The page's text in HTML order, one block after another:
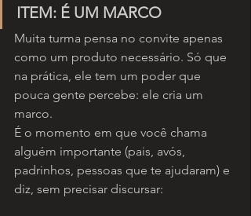
ITEM: É UM MARCO
Muita turma pensa no convite apenas
como um produto necessário. Só que
na prática, ele tem um poder que
pouca gente percebe: ele cria um
marco.
É o momento em que você chama
alguém importante (pais, avós,
padrinhos, pessoas que te ajudaram) e
diz, sem precisar discursar: